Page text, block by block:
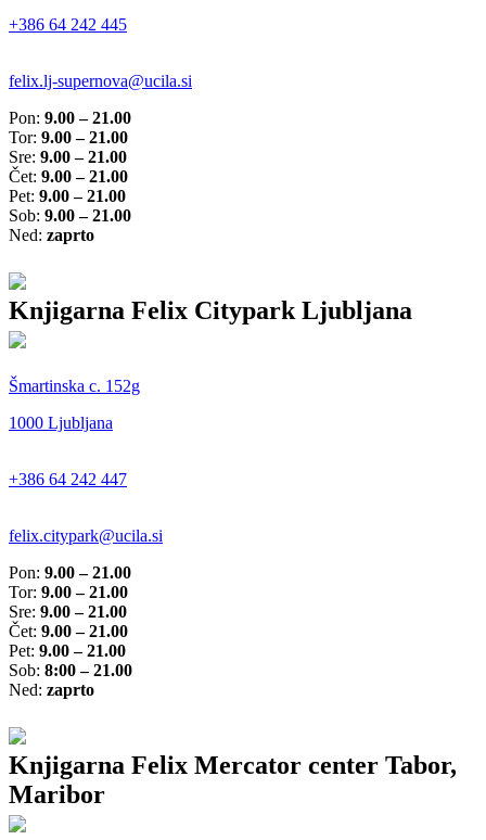
+386 64 242 445
felix.lj-supernova@ucila.si
Pon: 9.00 – 21.00
Tor: 9.00 – 21.00
Sre: 9.00 – 21.00
Čet: 9.00 – 21.00
Pet: 9.00 – 21.00
Sob: 9.00 – 21.00
Ned: zaprto
Knjigarna Felix Citypark Ljubljana
Šmartinska c. 152g
1000 Ljubljana
+386 64 242 447
felix.citypark@ucila.si
Pon: 9.00 – 21.00
Tor: 9.00 – 21.00
Sre: 9.00 – 21.00
Čet: 9.00 – 21.00
Pet: 9.00 – 21.00
Sob: 8:00 – 21.00
Ned: zaprto
Knjigarna Felix Mercator center Tabor,
Maribor